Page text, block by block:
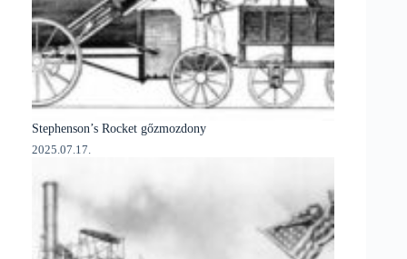
Stephenson’s Rocket gőzmozdony
2025.07.17.